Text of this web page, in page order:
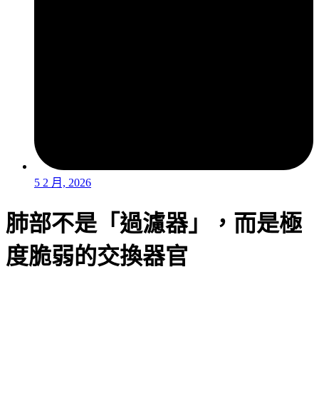
5 2 月, 2026
肺部不是「過濾器」，而是極
度脆弱的交換器官